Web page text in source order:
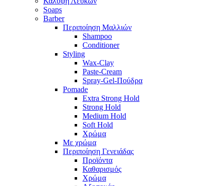
Soaps
Barber
Περιποίηση Μαλλιών
Shampoo
Conditioner
Styling
Wax-Clay
Paste-Cream
Spray-Gel-Πούδρα
Pomade
Extra Strong Hold
Strong Hold
Medium Hold
Soft Hold
Χρώμα
Με χρώμα
Περιποίηση Γενειάδας
Προϊόντα
Καθαρισμός
Χρώμα